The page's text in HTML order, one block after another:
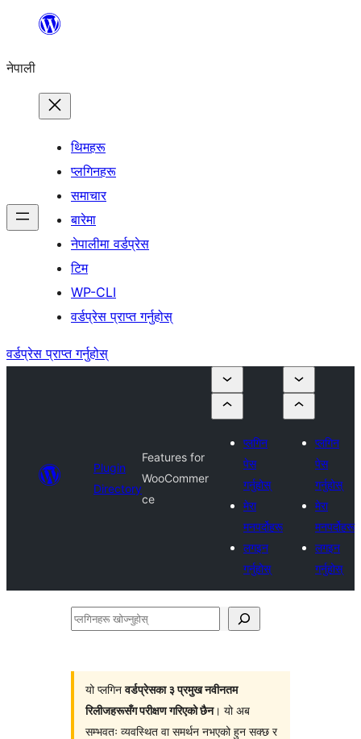
सामग्रीमा
नेपाली
थिमहरू
प्लगिनहरू
समाचार
बारेमा
नेपालीमा वर्डप्रेस
टिम
WP-CLI
वर्डप्रेस प्राप्त गर्नुहोस्
वर्डप्रेस प्राप्त गर्नुहोस्
Plugin
Directory
Features for
WooCommer
ce
प्लगिन
पेस
गर्नुहोस्
मेरा
मनपर्दोहरू
लगइन
गर्नुहोस्
प्लगिन
पेस
गर्नुहोस्
मेरा
मनपर्दोहरू
लगइन
गर्नुहोस्
प्लगिनहरू
यो प्लगिनवर्डप्रेसका ३ प्रमुख नवीनतम
रिलीजहरूसँग परीक्षण गरिएको छैन। यो अब
सम्भवतः व्यवस्थित वा समर्थन नभएको हुन सक्छ र